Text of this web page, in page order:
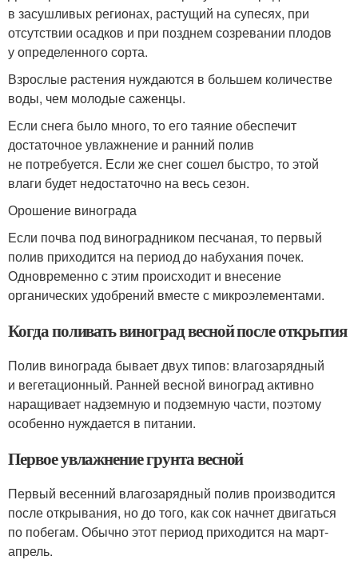
в засушливых регионах, растущий на супесях, при
отсутствии осадков и при позднем созревании плодов
у определенного сорта.
Взрослые растения нуждаются в большем количестве
воды, чем молодые саженцы.
Если снега было много, то его таяние обеспечит
достаточное увлажнение и ранний полив
не потребуется. Если же снег сошел быстро, то этой
влаги будет недостаточно на весь сезон.
Орошение винограда
Если почва под виноградником песчаная, то первый
полив приходится на период до набухания почек.
Одновременно с этим происходит и внесение
органических удобрений вместе с микроэлементами.
Когда поливать виноград весной после открытия
Полив винограда бывает двух типов: влагозарядный
и вегетационный. Ранней весной виноград активно
наращивает надземную и подземную части, поэтому
особенно нуждается в питании.
Первое увлажнение грунта весной
Первый весенний влагозарядный полив производится
после открывания, но до того, как сок начнет двигаться
по побегам. Обычно этот период приходится на март-
апрель.